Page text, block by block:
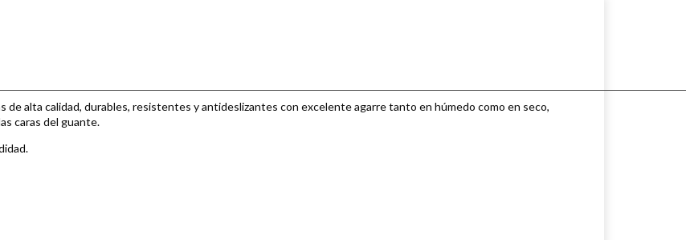
alta calidad, durables, resistentes y antideslizantes con excelente agarre tanto en húmedo como en seco,
caras del guante.